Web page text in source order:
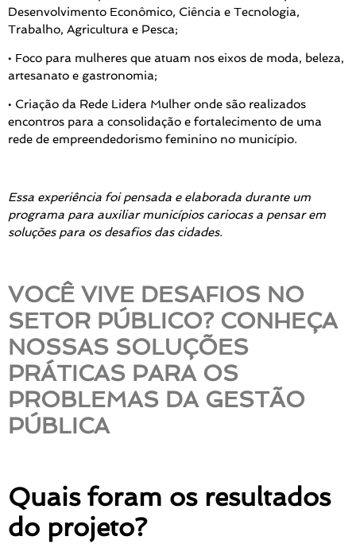
Desenvolvimento Econômico, Ciência e Tecnologia,
Trabalho, Agricultura e Pesca;
• Foco para mulheres que atuam nos eixos de moda, beleza,
artesanato e gastronomia;
• Criação da Rede Lidera Mulher onde são realizados
encontros para a consolidação e fortalecimento de uma
rede de empreendedorismo feminino no município.
Essa experiência foi pensada e elaborada durante um
programa para auxiliar municípios cariocas a pensar em
soluções para os desafios das cidades.
VOCÊ VIVE DESAFIOS NO
SETOR PÚBLICO? CONHEÇA
NOSSAS SOLUÇÕES
PRÁTICAS PARA OS
PROBLEMAS DA GESTÃO
PÚBLICA
Quais foram os resultados
do projeto?